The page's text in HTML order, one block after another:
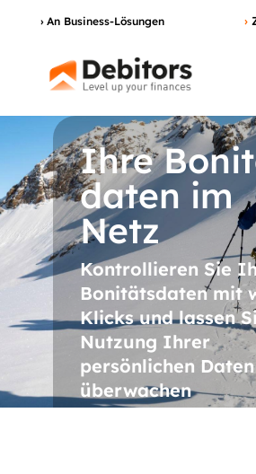
› An Business-Lösungen ›
Ihre
daten im
Netz
Kontrollieren Sie
Bonitätsdaten mit
Klicks und lassen
Nutzung Ihrer
persönlichen Daten
überwachen